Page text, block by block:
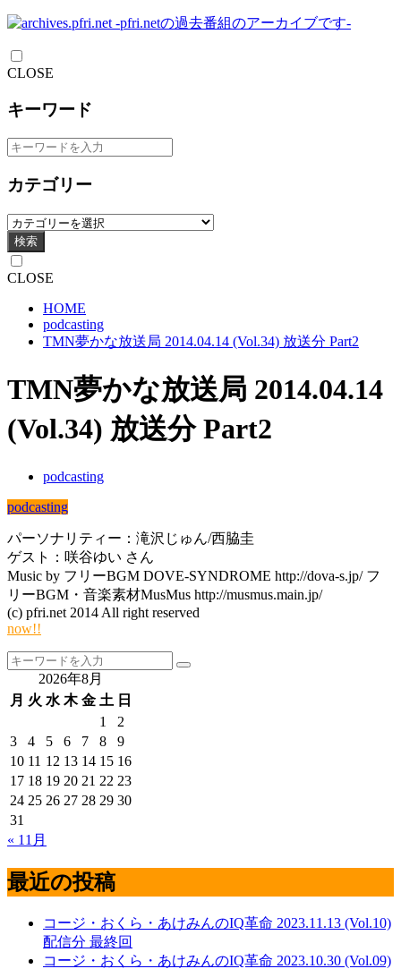
CLOSE
キーワード
カテゴリー
検索
CLOSE
HOME
podcasting
TMN夢かな放送局 2014.04.14 (Vol.34) 放送分 Part2
TMN夢かな放送局 2014.04.14
(Vol.34) 放送分 Part2
podcasting
podcasting
パーソナリティー：滝沢じゅん/西脇圭
ゲスト：咲谷ゆい さん
Music by フリーBGM DOVE-SYNDROME http://dova-s.jp/ フ
リーBGM・音楽素材MusMus http://musmus.main.jp/
(c) pfri.net 2014 All right reserved
now!!
2026年8月
月 火 水 木 金 土 日
1
2
3
4 5 6 7 8
9
10 11 12 13 14 15 16
17 18 19 20 21 22 23
24 25 26 27 28 29 30
31
« 11月
最近の投稿
コージ・おくら・あけみんのIQ革命 2023.11.13 (Vol.10)
配信分 最終回
コージ・おくら・あけみんのIQ革命 2023.10.30 (Vol.09)